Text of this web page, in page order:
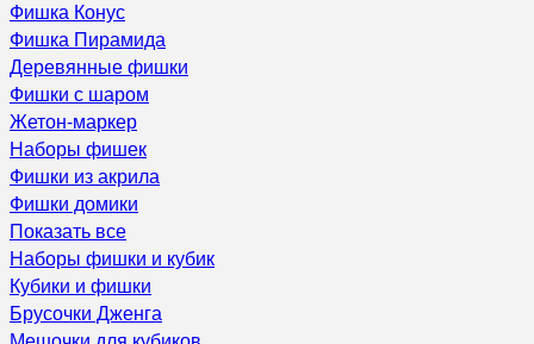
Фишка Конус
Фишка Пирамида
Деревянные фишки
Фишки с шаром
Жетон-маркер
Наборы фишек
Фишки из акрила
Фишки домики
Показать все
Наборы фишки и кубик
Кубики и фишки
Брусочки Дженга